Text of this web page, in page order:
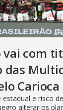
vai com
das
Carioca
estadual e risco
alterar os